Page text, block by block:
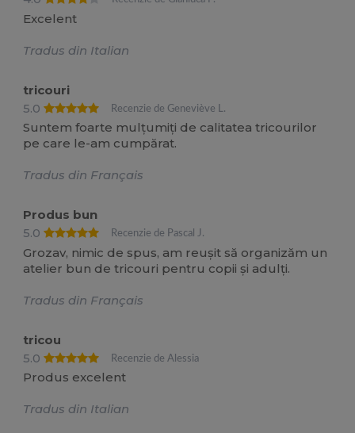
Excelent
Tradus din Italian
tricouri
5.0
Recenzie de Geneviève L.
Suntem foarte mulțumiți de calitatea tricourilor
pe care le-am cumpărat.
Tradus din Français
Produs bun
5.0
Recenzie de Pascal J.
Grozav, nimic de spus, am reușit să organizăm un
atelier bun de tricouri pentru copii și adulți.
Tradus din Français
tricou
5.0
Recenzie de Alessia
Produs excelent
Tradus din Italian